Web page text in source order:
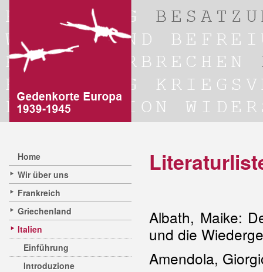
Home
Wir über uns
Frankreich
Griechenland
Italien
Einführung
Introduzione
Albath, Maike:
und die
Amendola,